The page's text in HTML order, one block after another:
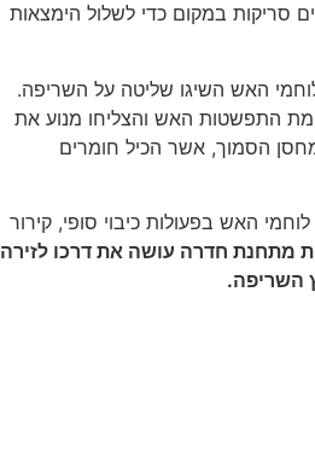
סריקות במקום כדי לשלול הימצאות
האש השיגו שליטה על השריפה.
התפשטות האש והצליחו מנוע את
הסמוך, אשר הכיל חומרים
האש בפעולות כיבוי סופי, קירור
מתחנת חדרה עושה את דרכו לזירה
השריפה.